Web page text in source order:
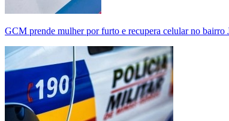
GCM prende mulher por furto e recupera celular no bairro